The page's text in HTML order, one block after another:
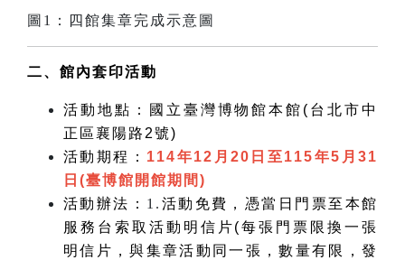
圖1：四館集章完成示意圖
二、館內套印活動
活動地點：國立臺灣博物館本館 (台北市中
正區襄陽路2號)
活動期程： 114年12 月20日至115年5 月 31
日 (臺博館開館期間 )
活動辦法： 1. 活動免費，憑當日門票至本館
服務台索取活動明信片(每張門票限換一張
明信片，與集章活動同一張，數量有限，發